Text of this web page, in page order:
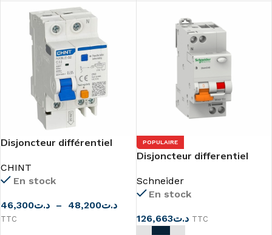
Disjoncteur différentiel
CHINT
En stock
د.ت46,300 – د.ت48,200
TTC
POPULAIRE
Disjoncteur differentiel
C 6000A
Schneider
En stock
د.ت126,663 TTC